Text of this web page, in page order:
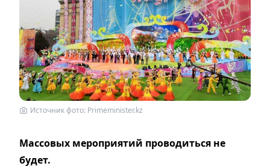
Источник фото: Primeminister.kz
Массовых мероприятий проводиться не
будет.